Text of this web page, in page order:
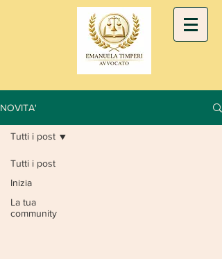
NOVITA'
Tutti i post
Inizia
La tua
community
Tutti i post